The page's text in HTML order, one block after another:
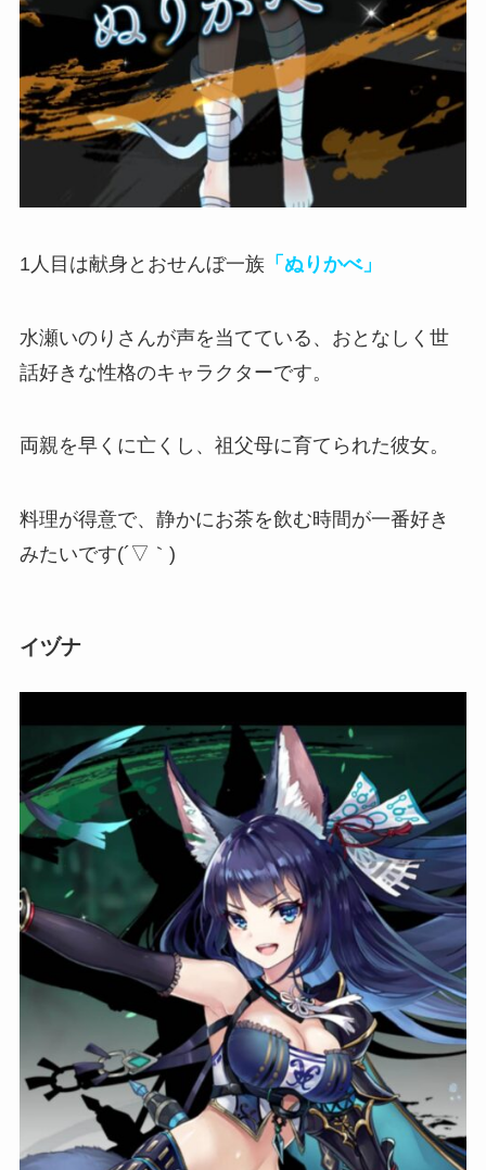
1人目は献身とおせんぼ一族「ぬりかべ」
水瀬いのりさんが声を当てている、 おとなしく世
話好きな性格のキャラクターです。
両親を早くに亡くし、祖父母に育てられた彼女。
料理が得意で、 静かにお茶を飲む時間が一番好き
みたいです(´▽｀)
イヅナ